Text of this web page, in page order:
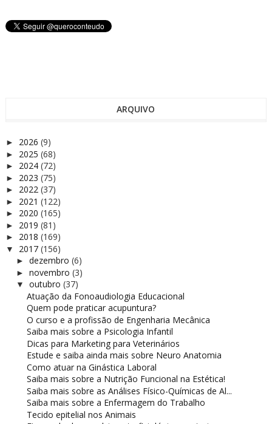
ARQUIVO
► 2026 (9)
► 2025 (68)
► 2024 (72)
► 2023 (75)
► 2022 (37)
► 2021 (122)
► 2020 (165)
► 2019 (81)
► 2018 (169)
▼ 2017 (156)
► dezembro (6)
► novembro (3)
▼ outubro (37)
Atuação da Fonoaudiologia Educacional
Quem pode praticar acupuntura?
O curso e a profissão de Engenharia Mecânica
Saiba mais sobre a Psicologia Infantil
Dicas para Marketing para Veterinários
Estude e saiba ainda mais sobre Neuro Anatomia
Como atuar na Ginástica Laboral
Saiba mais sobre a Nutrição Funcional na Estética!
Saiba mais sobre as Análises Físico-Químicas de Al...
Saiba mais sobre a Enfermagem do Trabalho
Tecido epitelial nos Animais